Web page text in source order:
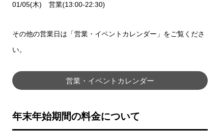
01/05(木) 営業(13:00-22:30)
その他の営業日は「営業・イベントカレンダー」をご覧くださ
い。
営業・イベントカレンダー
年末年始期間の料金について